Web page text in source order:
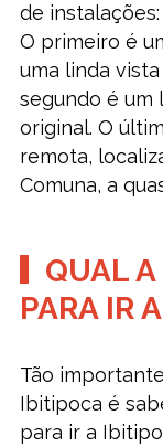
de
O primeiro é
uma linda
segundo é um
original. O
remota,
Comuna, a
QUAL
PARA IR
Tão
Ibitipoca é
para ir a